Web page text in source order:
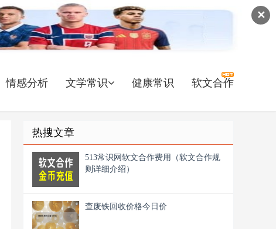
✕
情感分析 文学常识 健康常识 软文合作
热搜文章
513常识网软文合作费用（软文合作规
则详细介绍）
查废铁回收价格今日价